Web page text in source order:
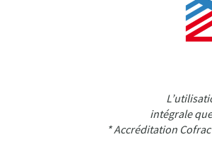
intégrale
* Accréditation